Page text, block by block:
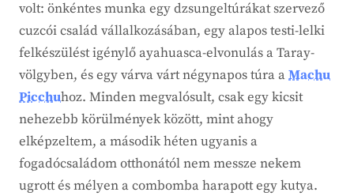
volt: önkéntes munka egy dzsungeltúrákat szervező
cuzcói család vállalkozásában, egy alapos testi-lelki
felkészülést igénylő ayahuasca-elvonulás a Taray-
völgyben, és egy várva várt négynapos túra aMachu
Picchuhoz. Minden megvalósult, csak egy kicsit
nehezebb körülmények között, mint ahogy
elképzeltem, a második héten ugyanis a
fogadócsaládom otthonától nem messze nekem
ugrott és mélyen a combomba harapott egy kutya.